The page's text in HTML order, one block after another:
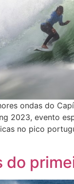
ondas do
2023, evento
no pico
do